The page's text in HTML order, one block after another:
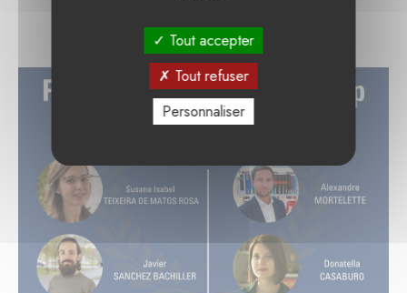
Tout accepter
Tout refuser
Personnaliser